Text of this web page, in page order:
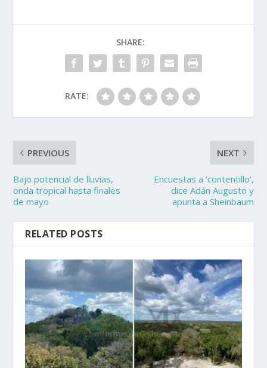
SHARE:
RATE:
PREVIOUS
Bajo potencial de lluvias,
onda tropical hasta finales
de mayo
NEXT
Encuestas a ‘contentillo’,
dice Adán Augusto y
apunta a Sheinbaum
RELATED POSTS